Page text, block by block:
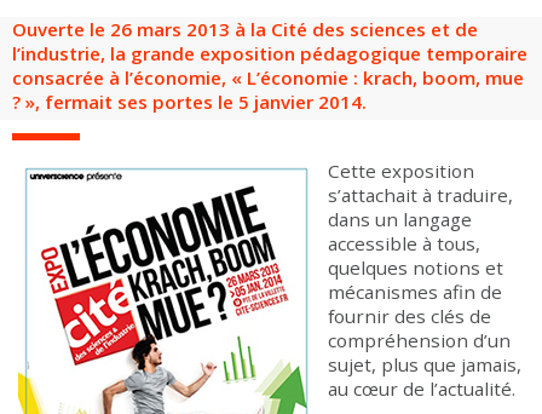
FR EN
Ouverte le 26 mars 2013 à la Cité des sciences et de
l’industrie, la grande exposition pédagogique temporaire
consacrée à l’économie, « L’économie : krach, boom, mue
? », fermait ses portes le 5 janvier 2014.
Cette exposition
s’attachait à traduire,
dans un langage
accessible à tous,
quelques notions et
mécanismes afin de
fournir des clés de
compréhension d’un
sujet, plus que jamais,
au cœur de l’actualité.